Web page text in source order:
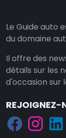
Le Guide auto
du domaine
Il offre des
détails sur les
d'occasion sur
REJOIGNEZ-